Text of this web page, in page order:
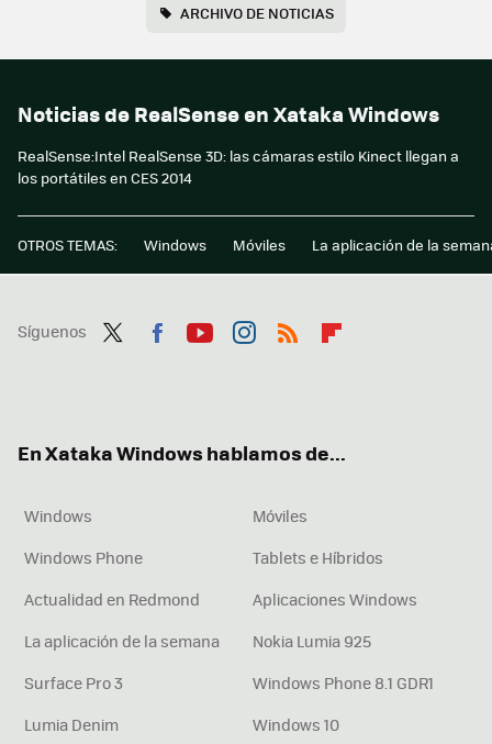
ARCHIVO DE NOTICIAS
Noticias de RealSense en Xataka Windows
RealSense:Intel RealSense 3D: las cámaras estilo Kinect llegan a
los portátiles en CES 2014
OTROS TEMAS: Windows Móviles La aplicación de la
Síguenos
En Xataka Windows hablamos de...
Windows
Móviles
Windows Phone
Tablets e Híbridos
Actualidad en Redmond
Aplicaciones Windows
La aplicación de la semana
Nokia Lumia 925
Surface Pro 3
Windows Phone 8.1 GDR1
Lumia Denim
Windows 10